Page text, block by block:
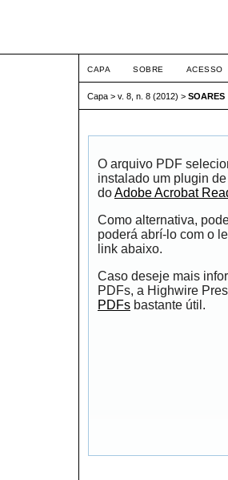
CAPA SOBRE ACESSO
Capa > v. 8, n. 8 (2012) > SOARES
O arquivo PDF
instalado um plugin
doAdobe Acrobat
Como alternativa,
poderá abrí-lo com o
link abaixo.
Caso deseje mais
PDFs, a Highwire
PDFs bastante útil.